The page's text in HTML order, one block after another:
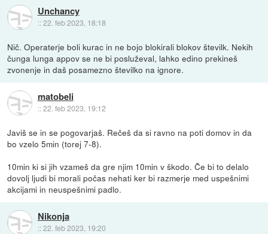
Unchancy
::22. feb 2023, 18:18
Nič. Operaterje boli kurac in ne bojo blokirali blokov številk. Nekih
čunga lunga appov se ne bi posluževal, lahko edino prekineš
zvonenje in daš posamezno številko na ignore.
matobeli
::22. feb 2023, 19:12
Javiš se in se pogovarjaš. Rečeš da si ravno na poti domov in da
bo vzelo 5min (torej 7-8).
10min ki si jih vzameš da gre njim 10min v škodo. Če bi to delalo
dovolj ljudi bi morali počas nehati ker bi razmerje med uspešnimi
akcijami in neuspešnimi padlo.
Nikonja
::22. feb 2023, 19:20